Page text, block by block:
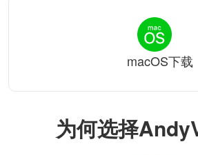
为何选择
macOS下载